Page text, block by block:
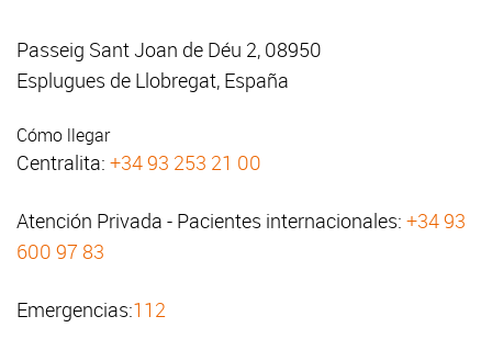
Passeig Sant Joan de Déu 2, 08950
Esplugues de Llobregat, España
Cómo llegar
Centralita: +34 93 253 21 00
Atención Privada - Pacientes internacionales: +34 93
600 97 83
Emergencias:112